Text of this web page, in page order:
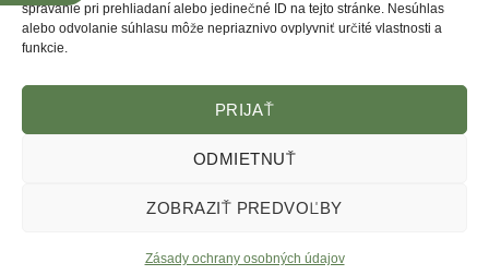
správanie pri prehliadaní alebo jedinečné ID na tejto stránke. Nesúhlas
alebo odvolanie súhlasu môže nepriaznivo ovplyvniť určité vlastnosti a
funkcie.
PRIJAŤ
ODMIETNUŤ
ZOBRAZIŤ PREDVOĽBY
Zásady ochrany osobných údajov
Kde nás nájdete
VŠEOBECNÉ OBCHODNÉ PODMIENKY
© Copyright Armysoft 2026 -Webstudio - Tvorba Webstránok
€